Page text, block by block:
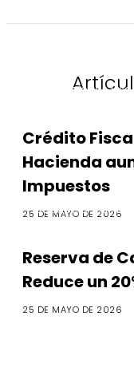
Deducciones
Crédito
Hacienda
Impuestos
25 DE MAYO DE 2026
Deducciones
Reserva de
Reduce un
25 DE MAYO DE 2026